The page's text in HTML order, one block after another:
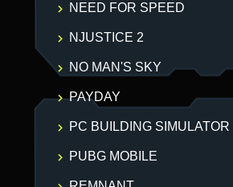
NEED FOR SPEED
NJUSTICE 2
NO MAN'S SKY
PAYDAY
PC BUILDING SIMULATOR
PUBG MOBILE